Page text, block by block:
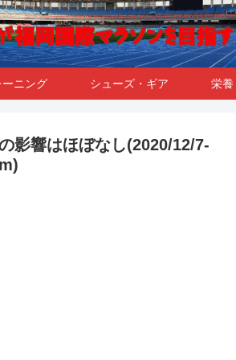
ーニング シューズ・ギア 栄
影響はほぼなし(2020/12/7-